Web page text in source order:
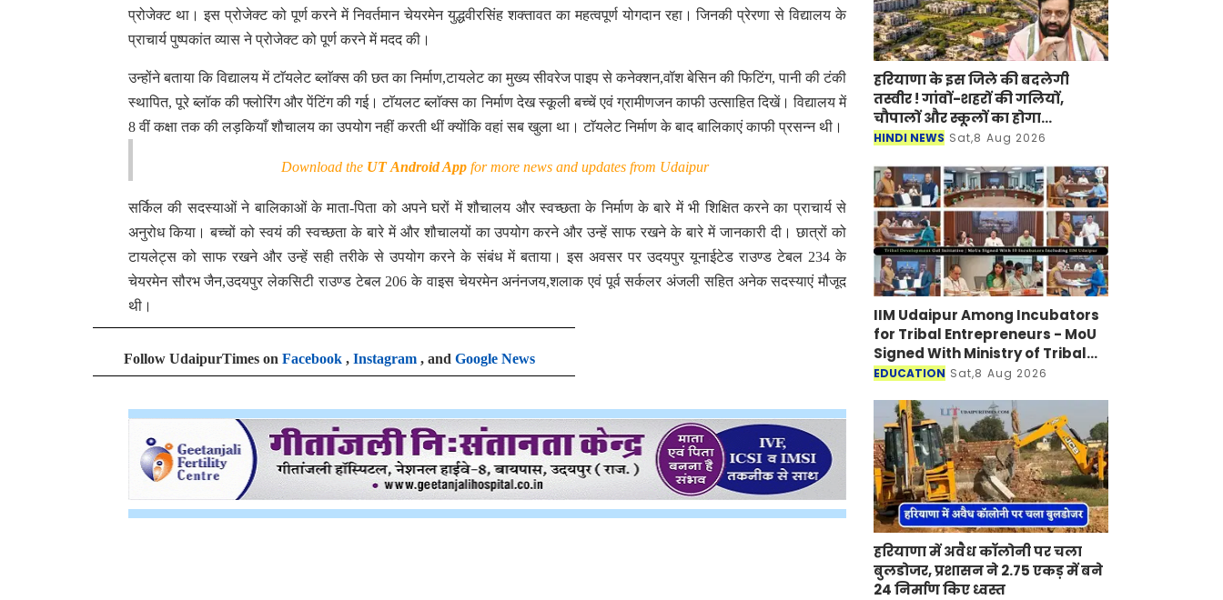
प्रोजेक्ट था। इस प्रोजेक्ट को पूर्ण करने में निवर्तमान चेयरमेन युद्धवीरसिंह शक्तावत का महत्वपूर्ण योगदान रहा। जिनकी प्रेरणा से विद्यालय के
प्राचार्य पुष्पकांत व्यास ने प्रोजेक्ट को पूर्ण करने में मदद की।
उन्होंने बताया कि विद्यालय में टाॅयलेट ब्लाॅक्स की छत का निर्माण,टायलेट का मुख्य सीवरेज पाइप से कनेक्शन,वॉश बेसिन की फिटिंग, पानी की टंकी
स्थापित, पूरे ब्लॉक की फ्लोरिंग और पेंटिंग की गई। टाॅयलट ब्लाॅक्स का निर्माण देख स्कूली बच्चें एवं ग्रामीणजन काफी उत्साहित दिखें। विद्यालय में
8 वीं कक्षा तक की लड़कियाँ शौचालय का उपयोग नहीं करती थीं क्योंकि वहां सब खुला था। टाॅयलेट निर्माण के बाद बालिकाएं काफी प्रसन्न थी।
Download the UT Android App for more news and updates from Udaipur
सर्किल की सदस्याओं ने बालिकाओं के माता-पिता को अपने घरों में शौचालय और स्वच्छता के निर्माण के बारे में भी शिक्षित करने का प्राचार्य से
अनुरोध किया। बच्चों को स्वयं की स्वच्छता के बारे में और शौचालयों का उपयोग करने और उन्हें साफ रखने के बारे में जानकारी दी। छात्रों को
टायलेट्स को साफ रखने और उन्हें सही तरीके से उपयोग करने के संबंध में बताया। इस अवसर पर उदयपुर यूनाईटेड राउण्ड टेबल 234 के
चेयरमेन सौरभ जैन,उदयपुर लेकसिटी राउण्ड टेबल 206 के वाइस चेयरमेन अनंनजय,शलाक एवं पूर्व सर्कलर अंजली सहित अनेक सदस्याएं मौजूद
थी।
Follow UdaipurTimes on Facebook , Instagram , and Google News
हरियाणा के इस जिले की बदलेगी
तस्वीर ! गांवों-शहरों की गलियों,
चौपालों और स्कूलों का होगा
कायाकल्प
HINDI NEWS Sat,8 Aug 2026
IIM Udaipur Among Incubators
for Tribal Entrepreneurs - MoU
Signed With Ministry of Tribal
Affairs
EDUCATION Sat,8 Aug 2026
हरियाणा में अवैध कॉलोनी पर चला
बुलडोजर, प्रशासन ने 2.75 एकड़ में बने
24 निर्माण किए ध्वस्त